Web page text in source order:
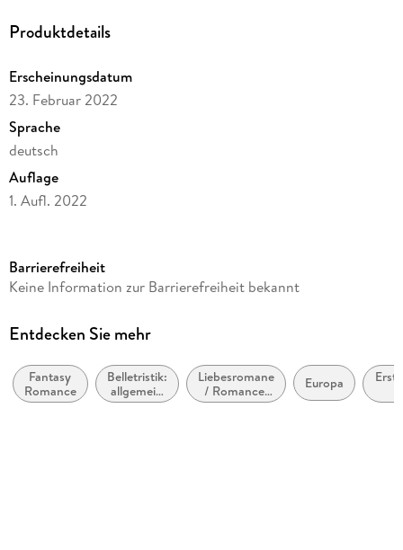
Produktdetails
Erscheinungsdatum
23. Februar 2022
Sprache
deutsch
Auflage
1. Aufl. 2022
Dateigröße
Laufzeit
Altersempfehlung
ab 16 Jahre
Barrierefreiheit
Keine Information zur Barrierefreiheit bekannt
Entdecken Sie mehr
Fantasy
Romance
Belletristik:
allgemein
und
Liebesromane
/ Romance:
Romantasy,
Europa